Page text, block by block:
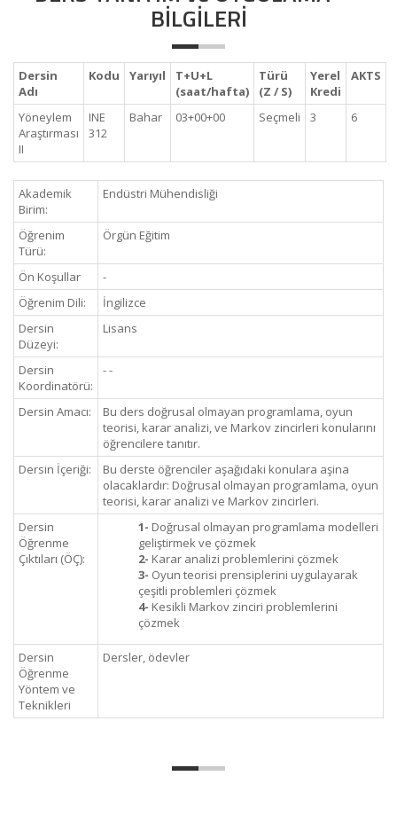
BİLGİLERİ
Dersin
Adı
Kodu Yarıyıl
T+U+L
(saat/hafta)
Türü
(Z / S)
Yerel
Kredi
AKTS
Yöneylem
Araştırması
II
INE
312
Bahar 03+00+00 Seçmeli 3 6
Akademik
Birim:
Endüstri Mühendisliği
Öğrenim
Türü:
Örgün Eğitim
Ön Koşullar
-
Öğrenim Dili:
İngilizce
Dersin
Düzeyi:
Lisans
Dersin
Koordinatörü:
- -
Dersin Amacı:
Bu ders doğrusal olmayan programlama, oyun
teorisi, karar analizi, ve Markov zincirleri konularını
öğrencilere tanıtır.
Dersin İçeriği:
Bu derste öğrenciler aşağıdaki konulara aşina
olacaklardır: Doğrusal olmayan programlama, oyun
teorisi, karar analizi ve Markov zincirleri.
Dersin
Öğrenme
Çıktıları (ÖÇ):
1- Doğrusal olmayan programlama modelleri
geliştirmek ve çözmek
2- Karar analizi problemlerini çözmek
3- Oyun teorisi prensiplerini uygulayarak
çeşitli problemleri çözmek
4- Kesikli Markov zinciri problemlerini
çözmek
Dersin
Öğrenme
Yöntem ve
Teknikleri
Dersler, ödevler